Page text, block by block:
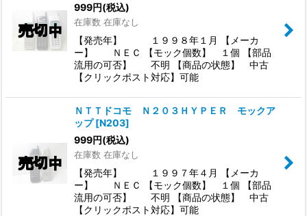
999円(税込)
在庫数 在庫なし
【発売年】 １９９８年１月 【メーカ
ー】 ＮＥＣ 【モック個数】 １個 【部品
流用の可否】 不明 【商品の状態】 中古
【クリックポスト対応】可能
ＮＴＴドコモ Ｎ２０３ＨＹＰＥＲ モックア
ップ [N203]
999円(税込)
在庫数 在庫なし
【発売年】 １９９７年４月 【メーカ
ー】 ＮＥＣ 【モック個数】 １個 【部品
流用の可否】 不明 【商品の状態】 中古
【クリックポスト対応】可能